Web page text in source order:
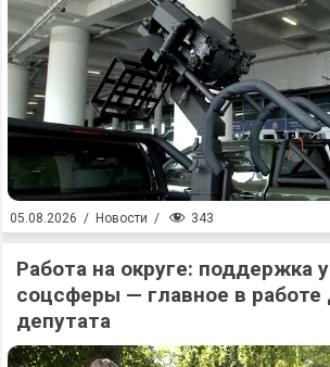
05.08.2026 / Новости / 343
Работа на округе: поддержка
соцсферы — главное в работе
депутата